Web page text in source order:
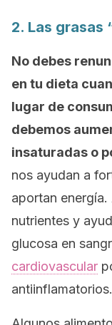
2. Las grasas
No debes
en tu dieta
lugar de
debemos
insaturadas o
nos ayudan a
aportan
nutrientes y
glucosa en
cardiovascular
antiinflamatorios.